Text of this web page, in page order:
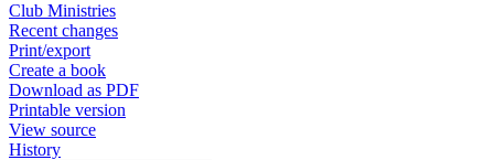
Club Ministries
Recent changes
Print/export
Create a book
Download as PDF
Printable version
View source
History